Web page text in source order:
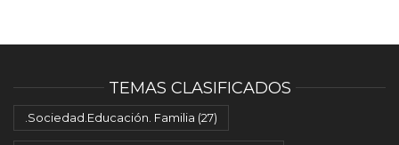
TEMAS CLASIFICADOS
.Sociedad.Educación. Familia (27)